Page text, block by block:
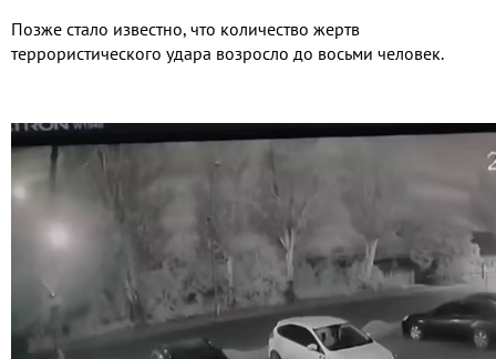
Позже стало известно, что количество жертв
террористического удара возросло до восьми человек.
файл